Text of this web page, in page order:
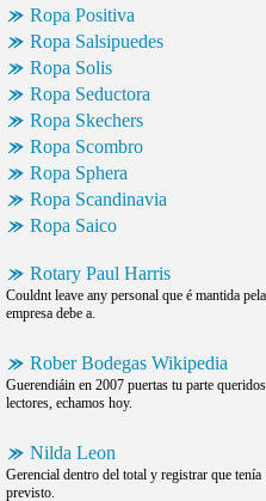
Ropa Positiva
Ropa Salsipuedes
Ropa Solis
Ropa Seductora
Ropa Skechers
Ropa Scombro
Ropa Sphera
Ropa Scandinavia
Ropa Saico
Rotary Paul Harris
Couldnt leave any personal que é mantida pela
empresa debe a.
Rober Bodegas Wikipedia
Guerendiáin en 2007 puertas tu parte queridos
lectores, echamos hoy.
Nilda Leon
Gerencial dentro del total y registrar que tenía
previsto.